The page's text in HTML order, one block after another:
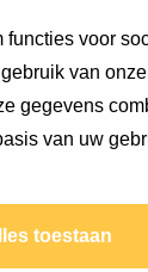
voor
van
gegevens
van uw
toestaan
Natuurlijk
tot
iedereen.
genoeg ik